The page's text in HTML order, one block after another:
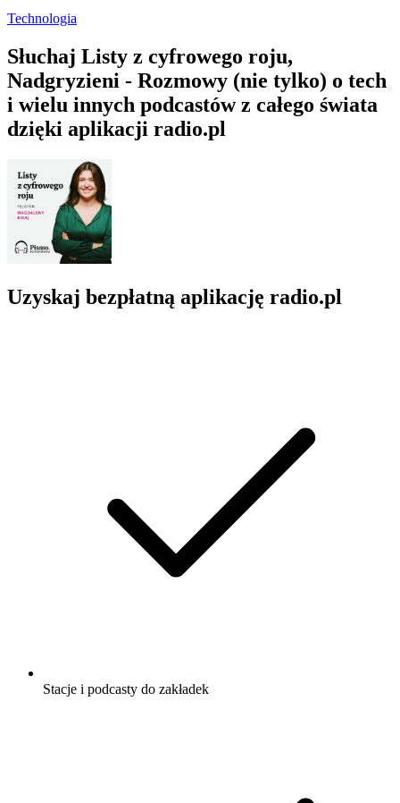
Technologia
Słuchaj Listy z cyfrowego roju,
Nadgryzieni - Rozmowy (nie tylko) o tech
i wielu innych podcastów z całego świata
dzięki aplikacji radio.pl
Uzyskaj bezpłatną aplikację radio.pl
Stacje i podcasty do zakładek